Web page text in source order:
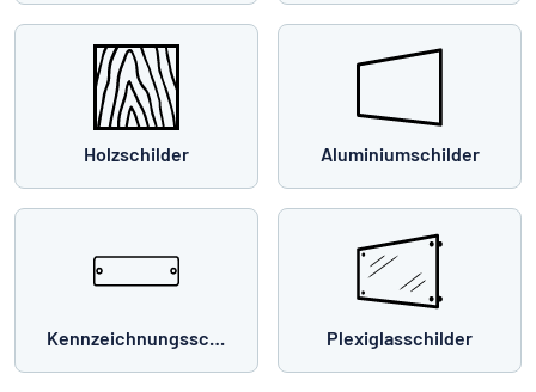
Holzschilder Aluminiumschilder
Kennzeichnungsschilder Plexiglasschilder